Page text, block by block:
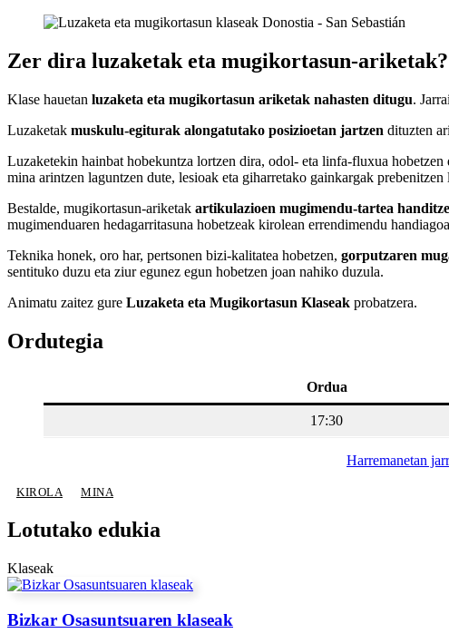
Zer dira luzaketak eta mugikortasun-ariketak?
Klase hauetan luzaketa eta mugikortasun ariketak nahasten ditugu.
Luzaketak muskulu-egiturak alongatutako posizioetan jartzen dituzten
Luzaketekin hainbat hobekuntza lortzen dira, odol- eta linfa-fluxua
mina arintzen laguntzen dute, lesioak eta giharretako gainkargak prebenitzen
Bestalde, mugikortasun-ariketak artikulazioen mugimendu-tartea
mugimenduaren hedagarritasuna hobetzeak kirolean errendimendu
Teknika honek, oro har, pertsonen bizi-kalitatea hobetzen, gorputzaren
sentituko duzu eta ziur egunez egun hobetzen joan nahiko duzula.
Animatu zaitez gure Luzaketa eta Mugikortasun Klaseak probatzera.
Ordutegia
Ordua
17:30
Harremanetan
KIROLA MINA
Lotutako edukia
Klaseak
Bizkar Osasuntsuaren klaseak